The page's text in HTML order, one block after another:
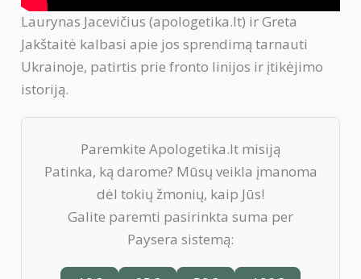
Laurynas Jacevičius (apologetika.lt) ir Greta
Jakštaitė kalbasi apie jos sprendimą tarnauti
Ukrainoje, patirtis prie fronto linijos ir įtikėjimo
istoriją.
Paremkite Apologetika.lt misiją
Patinka, ką darome? Mūsų veikla įmanoma
dėl tokių žmonių, kaip Jūs!
Galite paremti pasirinkta suma per
Paysera sistemą: